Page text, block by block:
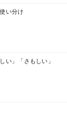
い分け
い」「さもしい」